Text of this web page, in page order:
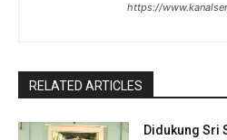
https://
RELATED ARTICLES
Didukung Sri